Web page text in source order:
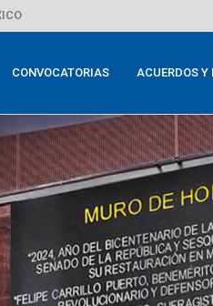
CONVOCATORIAS ACUERDOS